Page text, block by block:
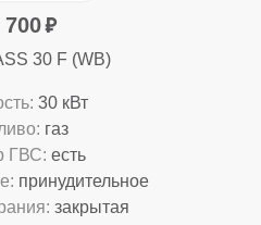
700
30 F (WB)
30 кВт
газ
ГВС: есть
принудительное
закрытая